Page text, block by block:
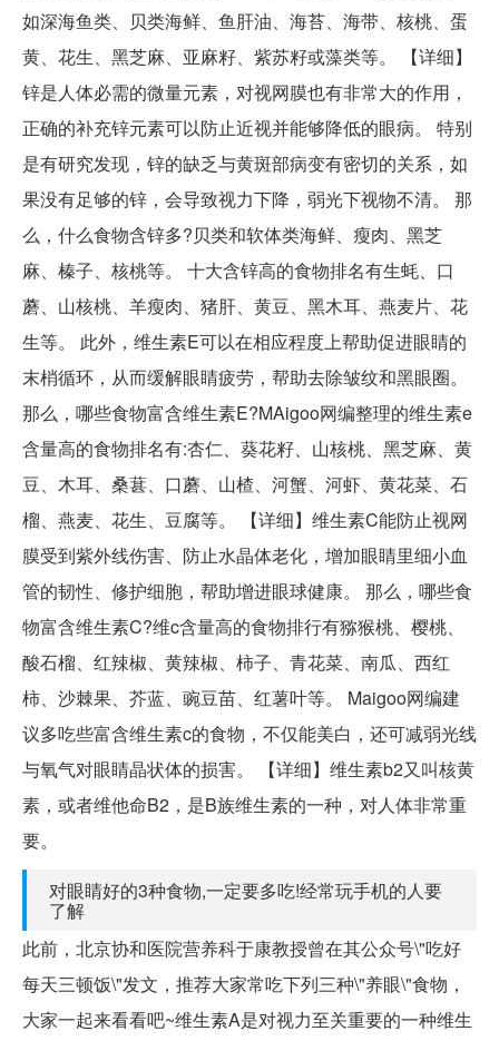
如深海鱼类、贝类海鲜、鱼肝油、海苔、海带、核桃、蛋
黄、花生、黑芝麻、亚麻籽、紫苏籽或藻类等。 【详细】
锌是人体必需的微量元素，对视网膜也有非常大的作用，
正确的补充锌元素可以防止近视并能够降低的眼病。 特别
是有研究发现，锌的缺乏与黄斑部病变有密切的关系，如
果没有足够的锌，会导致视力下降，弱光下视物不清。 那
么，什么食物含锌多?贝类和软体类海鲜、瘦肉、黑芝
麻、榛子、核桃等。 十大含锌高的食物排名有生蚝、口
蘑、山核桃、羊瘦肉、猪肝、黄豆、黑木耳、燕麦片、花
生等。 此外，维生素E可以在相应程度上帮助促进眼睛的
末梢循环，从而缓解眼睛疲劳，帮助去除皱纹和黑眼圈。
那么，哪些食物富含维生素E?MAigoo网编整理的维生素e
含量高的食物排名有:杏仁、葵花籽、山核桃、黑芝麻、黄
豆、木耳、桑葚、口蘑、山楂、河蟹、河虾、黄花菜、石
榴、燕麦、花生、豆腐等。 【详细】维生素C能防止视网
膜受到紫外线伤害、防止水晶体老化，增加眼睛里细小血
管的韧性、修护细胞，帮助增进眼球健康。 那么，哪些食
物富含维生素C?维c含量高的食物排行有猕猴桃、樱桃、
酸石榴、红辣椒、黄辣椒、柿子、青花菜、南瓜、西红
柿、沙棘果、芥蓝、豌豆苗、红薯叶等。 Maigoo网编建
议多吃些富含维生素c的食物，不仅能美白，还可减弱光线
与氧气对眼睛晶状体的损害。 【详细】维生素b2又叫核黄
素，或者维他命B2，是B族维生素的一种，对人体非常重
要。
对眼睛好的3种食物,一定要多吃!经常玩手机的人要
了解
此前，北京协和医院营养科于康教授曾在其公众号\"吃好
每天三顿饭\"发文，推荐大家常吃下列三种\"养眼\"食物，
大家一起来看看吧~维生素A是对视力至关重要的一种维生